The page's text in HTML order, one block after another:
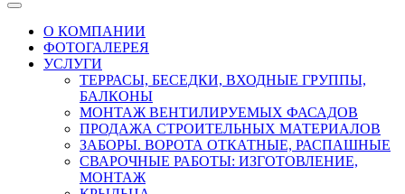
О КОМПАНИИ
ФОТОГАЛЕРЕЯ
УСЛУГИ
ТЕРРАСЫ, БЕСЕДКИ, ВХОДНЫЕ ГРУППЫ,
БАЛКОНЫ
МОНТАЖ ВЕНТИЛИРУЕМЫХ ФАСАДОВ
ПРОДАЖА СТРОИТЕЛЬНЫХ МАТЕРИАЛОВ
ЗАБОРЫ. ВОРОТА ОТКАТНЫЕ, РАСПАШНЫЕ
СВАРОЧНЫЕ РАБОТЫ: ИЗГОТОВЛЕНИЕ,
МОНТАЖ